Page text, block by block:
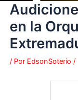
en la
/ Por EdsonSoterio /